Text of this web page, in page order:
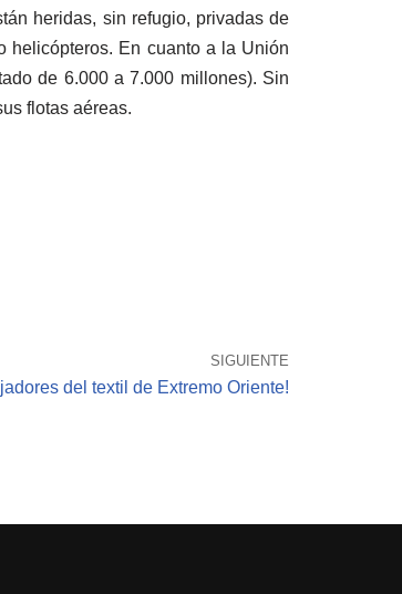
heridas, sin refugio, privadas de
helicópteros. En cuanto a la Unión
de 6.000 a 7.000 millones). Sin
flotas aéreas.
SIGUIENTE
del textil de Extremo Oriente!